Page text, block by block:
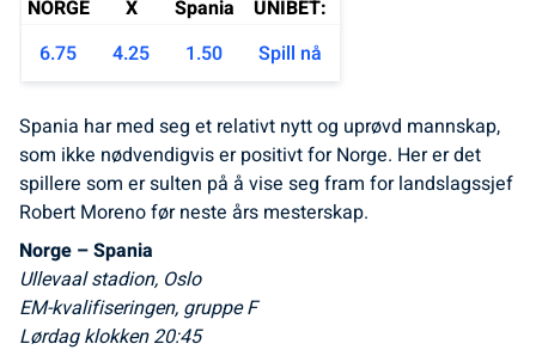
NORGE X Spania
UNIBET:
6.75
4.25 1.50 Spill nå
Spania har med seg et relativt nytt og uprøvd mannskap,
som ikke nødvendigvis er positivt for Norge. Her er det
spillere som er sulten på å vise seg fram for landslagssjef
Robert Moreno før neste års mesterskap.
Norge – Spania
Ullevaal stadion, Oslo
EM-kvalifiseringen, gruppe F
Lørdag klokken 20:45